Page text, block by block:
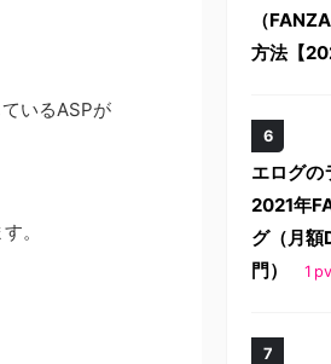
いるASPが
。
（
方法【
エログの
2021年
グ（月額
門）
1 pv